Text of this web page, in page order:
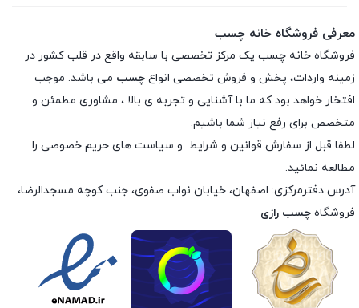
معرفی فروشگاه خانه چسب
فروشگاه خانه چسب یک مرکز تخصصی با سابقه واقع در قلب کشور در
زمینه واردات، پخش و فروش تخصصی انواع چسب می باشد. موجب
افتخار خواهد بود که ما با آشنایی و تجربه ی بالا ، مشاوری مطمئن و
متخصص برای رفع نیاز شما باشیم.
لطفا قبل از سفارش قوانین و شرایط و سیاست های حریم خصوصی را
مطالعه نمائید.
آدرس دفترمرکزی: اصفهان، خیابان نواب صفوی، جنب کوچه مسجدالرضا،
فروشگاه چسب رازی